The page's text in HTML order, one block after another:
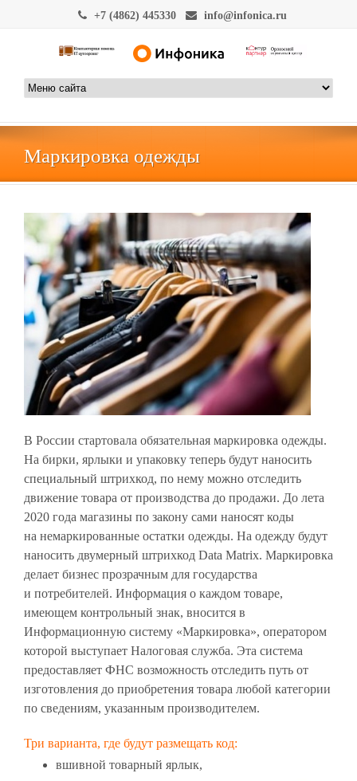
+7 (4862) 445330 info@infonica.ru
Маркировка одежды
В России стартовала обязательная маркировка одежды.
На бирки, ярлыки и упаковку теперь будут наносить
специальный штрихкод, по нему можно отследить
движение товара от производства до продажи. До лета
2020 года магазины по закону сами наносят коды
на немаркированные остатки одежды. На одежду будут
наносить двумерный штрихкод Data Matrix. Маркировка
делает бизнес прозрачным для государства
и потребителей. Информация о каждом товаре,
имеющем контрольный знак, вносится в
Информационную систему «Маркировка», оператором
которой выступает Налоговая служба. Эта система
предоставляет ФНС возможность отследить путь от
изготовления до приобретения товара любой категории
по сведениям, указанным производителем.
Три варианта, где будут размещать код:
вшивной товарный ярлык,